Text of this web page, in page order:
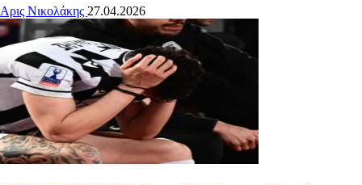
Αρις Νικολάκης 27.04.2026